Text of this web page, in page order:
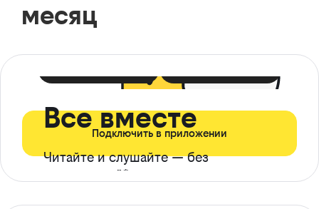
месяц
Все вместе
Читайте и слушайте — без
ограничений*
Подключить в приложении